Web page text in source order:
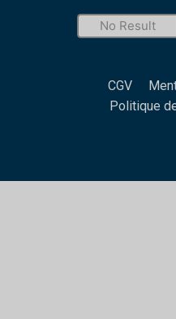
No Result
CGV
Politique